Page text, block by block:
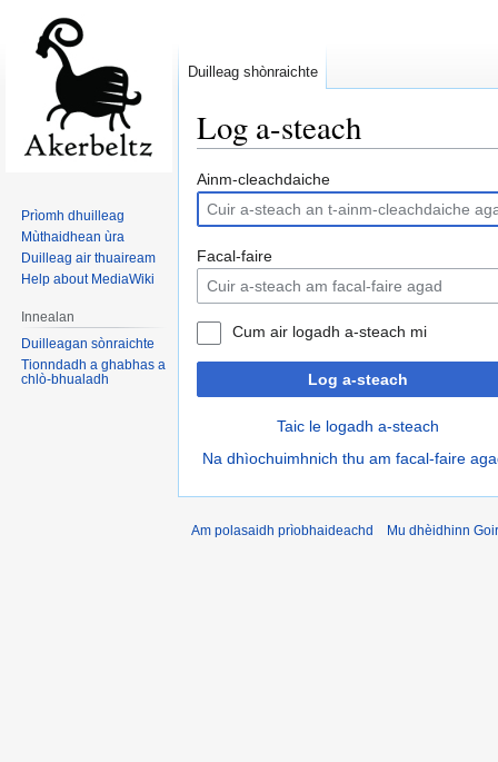
Log a-steach
Jump
to
navigation
Jump
to
search
Ainm-cleachdaiche
Facal-faire
Cum air logadh a-steach mi
Log a-steach
Taic le logadh a-steach
Na dhìochuimhnich thu am facal-faire
Duilleag shònraichte
Prìomh dhuilleag
Mùthaidhean ùra
Duilleag air thuaiream
Help about MediaWiki
Innealan
Duilleagan sònraichte
Tionndadh a ghabhas a
chlò-bhualadh
Am polasaidh prìobhaideachd Mu dhèidhinn